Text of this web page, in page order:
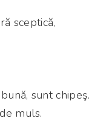
sceptică,
sunt
muls.